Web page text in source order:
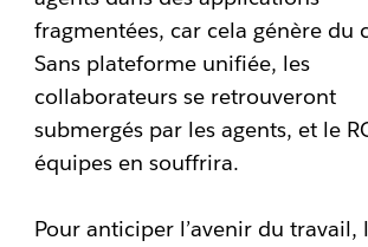
fragmentées, car cela génère du
Sans plateforme unifiée, les
collaborateurs se retrouveront
submergés par les agents, et le
équipes en souffrira.
Pour anticiper l’avenir du travail,